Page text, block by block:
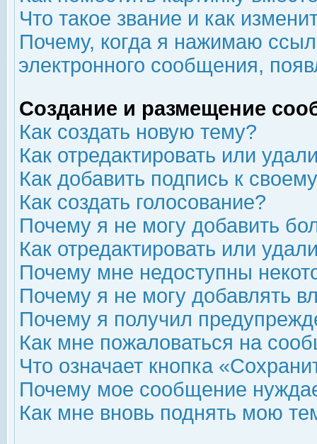
Что такое звание и как
Почему, когда я нажимаю
электронного сообщения,
Создание и размещение
Как создать новую тему?
Как отредактировать или
Как добавить подпись к
Как создать голосование?
Почему я не могу добавить
Как отредактировать или
Почему мне недоступны
Почему я не могу добавлять
Почему я получил
Как мне пожаловаться на
Что означает кнопка
Почему мое сообщение
Как мне вновь поднять мою